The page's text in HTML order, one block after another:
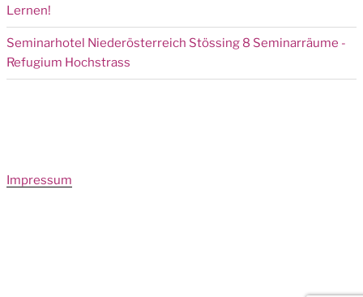
Lernen!
Seminarhotel Niederösterreich Stössing 8 Seminarräume -
Refugium Hochstrass
Impressum